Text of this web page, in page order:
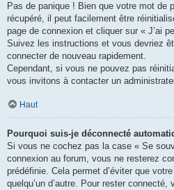
Pas de panique ! Bien que votre mot de
récupéré, il peut facilement être
page de connexion et cliquer sur « J’ai
Suivez les instructions et vous devriez
connecter de nouveau rapidement.
Cependant, si vous ne pouvez pas
vous invitons à contacter un
Haut
Pourquoi suis-je déconnecté
Si vous ne cochez pas la case « Se
connexion au forum, vous ne resterez
prédéfinie. Cela permet d’éviter que
quelqu’un d’autre. Pour rester